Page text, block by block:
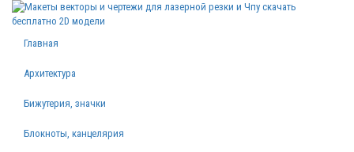
Главная
Архитектура
Бижутерия, значки
Блокноты, канцелярия